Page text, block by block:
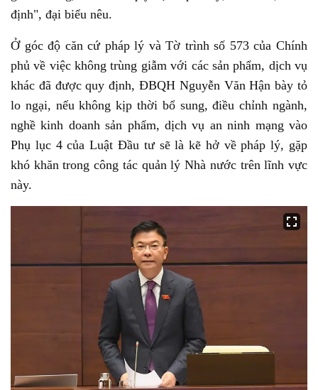
định", đại biểu nêu.
Ở góc độ căn cứ pháp lý và Tờ trình số 573 của Chính
phủ về việc không trùng giẫm với các sản phẩm, dịch vụ
khác đã được quy định, ĐBQH Nguyễn Văn Hận bày tỏ
lo ngại, nếu không kịp thời bổ sung, điều chỉnh ngành,
nghề kinh doanh sản phẩm, dịch vụ an ninh mạng vào
Phụ lục 4 của Luật Đầu tư sẽ là kẽ hở về pháp lý, gặp
khó khăn trong công tác quản lý Nhà nước trên lĩnh vực
này.